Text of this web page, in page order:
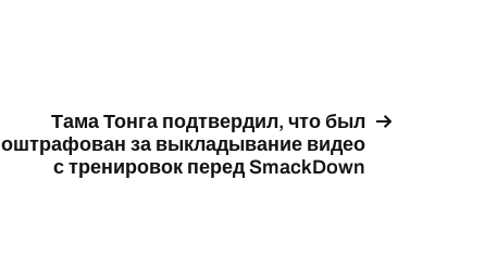
Тама Тонга подтвердил, что был
оштрафован за выкладывание видео
с тренировок перед SmackDown